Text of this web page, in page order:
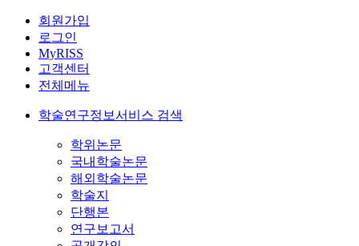
회원가입
로그인
MyRISS
고객센터
전체메뉴
학술연구정보서비스 검색
학위논문
국내학술논문
해외학술논문
학술지
단행본
연구보고서